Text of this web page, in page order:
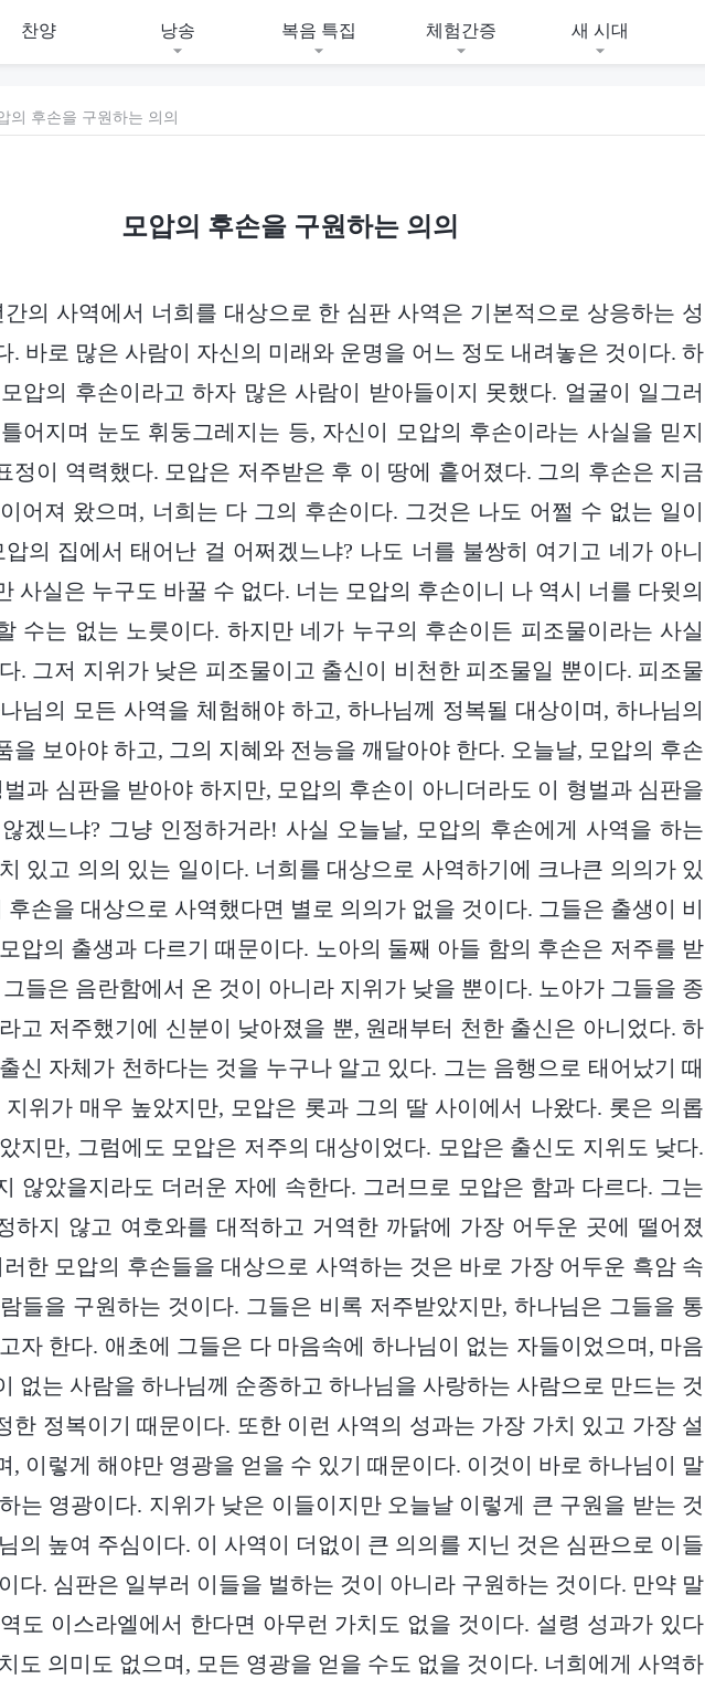
찬양 낭송 복음 특집 체험간증 새 시대
의 후손을 구원하는 의의
모압의 후손을 구원하는 의의
간의 사역에서 너희를 대상으로 한 심판 사역은 기본적으로 상응하는 성
. 바로 많은 사람이 자신의 미래와 운명을 어느 정도 내려놓은 것이다. 하
압의 후손이라고 하자 많은 사람이 받아들이지 못했다. 얼굴이 일그러
어지며 눈도 휘둥그레지는 등, 자신이 모압의 후손이라는 사실을 믿지
정이 역력했다. 모압은 저주받은 후 이 땅에 흩어졌다. 그의 후손은 지금
어져 왔으며, 너희는 다 그의 후손이다. 그것은 나도 어쩔 수 없는 일이
의 집에서 태어난 걸 어쩌겠느냐? 나도 너를 불쌍히 여기고 네가 아니
사실은 누구도 바꿀 수 없다. 너는 모압의 후손이니 나 역시 너를 다윗의
수는 없는 노릇이다. 하지만 네가 누구의 후손이든 피조물이라는 사실
. 그저 지위가 낮은 피조물이고 출신이 비천한 피조물일 뿐이다. 피조물
님의 모든 사역을 체험해야 하고, 하나님께 정복될 대상이며, 하나님의
을 보아야 하고, 그의 지혜와 전능을 깨달아야 한다. 오늘날, 모압의 후손
과 심판을 받아야 하지만, 모압의 후손이 아니더라도 이 형벌과 심판을
겠느냐? 그냥 인정하거라! 사실 오늘날, 모압의 후손에게 사역을 하는
있고 의의 있는 일이다. 너희를 대상으로 사역하기에 크나큰 의의가 있
후손을 대상으로 사역했다면 별로 의의가 없을 것이다. 그들은 출생이 비
압의 출생과 다르기 때문이다. 노아의 둘째 아들 함의 후손은 저주를 받
들은 음란함에서 온 것이 아니라 지위가 낮을 뿐이다. 노아가 그들을 종
고 저주했기에 신분이 낮아졌을 뿐, 원래부터 천한 출신은 아니었다. 하
신 자체가 천하다는 것을 누구나 알고 있다. 그는 음행으로 태어났기 때
지위가 매우 높았지만, 모압은 롯과 그의 딸 사이에서 나왔다. 롯은 의롭
지만, 그럼에도 모압은 저주의 대상이었다. 모압은 출신도 지위도 낮다.
않았을지라도 더러운 자에 속한다. 그러므로 모압은 함과 다르다. 그는
하지 않고 여호와를 대적하고 거역한 까닭에 가장 어두운 곳에 떨어졌
한 모압의 후손들을 대상으로 사역하는 것은 바로 가장 어두운 흑암 속
들을 구원하는 것이다. 그들은 비록 저주받았지만, 하나님은 그들을 통
자 한다. 애초에 그들은 다 마음속에 하나님이 없는 자들이었으며, 마음
없는 사람을 하나님께 순종하고 하나님을 사랑하는 사람으로 만드는 것
한 정복이기 때문이다. 또한 이런 사역의 성과는 가장 가치 있고 가장 설
, 이렇게 해야만 영광을 얻을 수 있기 때문이다. 이것이 바로 하나님이 말
는 영광이다. 지위가 낮은 이들이지만 오늘날 이렇게 큰 구원을 받는 것
의 높여 주심이다. 이 사역이 더없이 큰 의의를 지닌 것은 심판으로 이들
다. 심판은 일부러 이들을 벌하는 것이 아니라 구원하는 것이다. 만약 말
도 이스라엘에서 한다면 아무런 가치도 없을 것이다. 설령 성과가 있다
도 의미도 없으며, 모든 영광을 얻을 수도 없을 것이다. 너희에게 사역하